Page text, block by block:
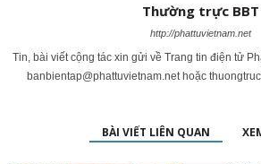
Thường trực BBT
http://phattuvietnam.net
Tin, bài viết cộng tác xin gửi về Trang tin điện tử
banbientap@phattuvietnam.net hoặc
BÀI VIẾT LIÊN QUAN